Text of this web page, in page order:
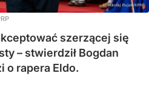
szerzącej się
– stwierdził Bogdan
o rapera Eldo.